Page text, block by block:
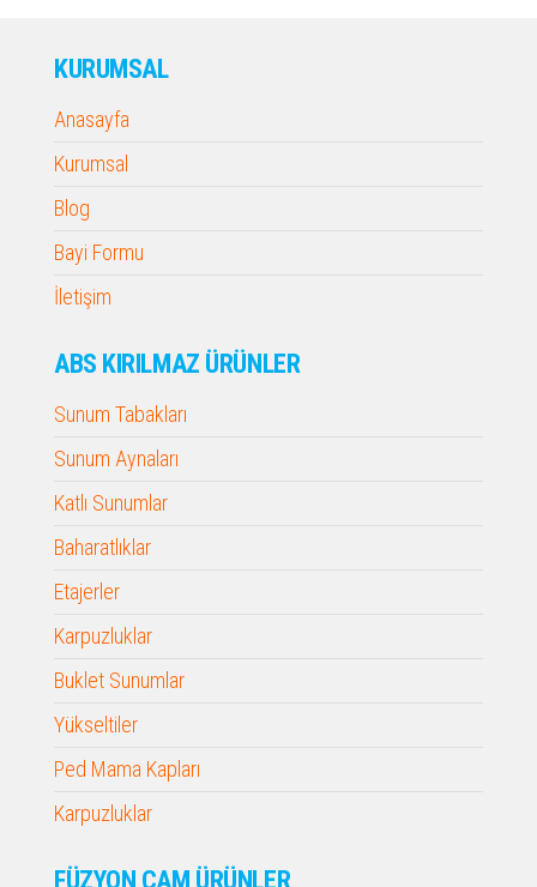
KURUMSAL
Anasayfa
Kurumsal
Blog
Bayi Formu
İletişim
ABS KIRILMAZ ÜRÜNLER
Sunum Tabakları
Sunum Aynaları
Katlı Sunumlar
Baharatlıklar
Etajerler
Karpuzluklar
Buklet Sunumlar
Yükseltiler
Ped Mama Kapları
Karpuzluklar
FÜZYON CAM ÜRÜNLER